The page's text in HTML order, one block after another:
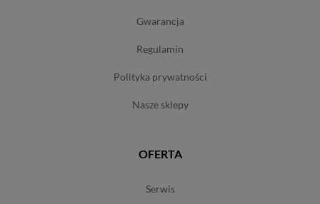
gwarancja
regulamin
polityka prywatności
nasze sklepy
OFERTA
serwis